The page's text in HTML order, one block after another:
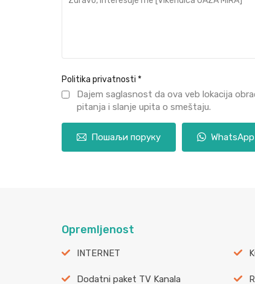
Politika privatnosti *
Dajem saglasnost da ova veb lokacija
pitanja i slanje upita o smeštaju.
Пошаљи поруку WhatsApp
Opremljenost
INTERNET
Dodatni paket TV Kanala